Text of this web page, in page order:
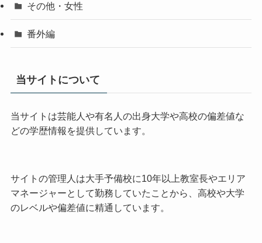
その他・女性
番外編
当サイトについて
当サイトは芸能人や有名人の出身大学や高校の偏差値な
どの学歴情報を提供しています。
サイトの管理人は大手予備校に10年以上教室長やエリア
マネージャーとして勤務していたことから、高校や大学
のレベルや偏差値に精通しています。